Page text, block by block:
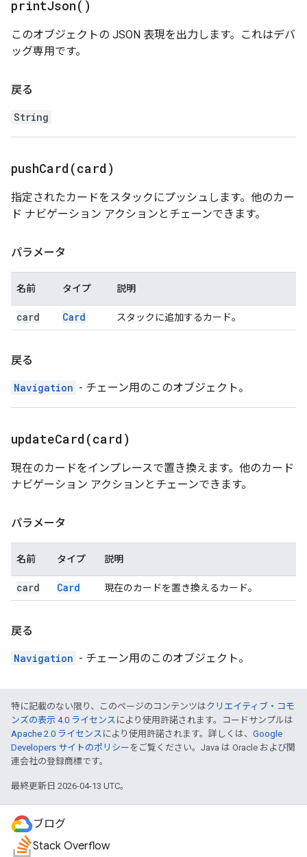
printJson( )
このオブジェクトの JSON 表現を出力します。これはデバ
ッグ専用です。
戻る
String
pushCard(card)
指定されたカードをスタックにプッシュします。他のカー
ド ナビゲーション アクションとチェーンできます。
パラメータ
名前 タイプ 説明
card Card スタックに追加するカード。
戻る
Navigation - チェーン用のこのオブジェクト。
updateCard(card)
現在のカードをインプレースで置き換えます。他のカード
ナビゲーション アクションとチェーンできます。
パラメータ
名前 タイプ 説明
card Card 現在のカードを置き換えるカード。
戻る
Navigation - チェーン用のこのオブジェクト。
特に記載のない限り、このページのコンテンツはクリエイティブ・コモ
ンズの表示 4.0 ライセンス により使用許諾されます。コードサンプルは
Apache 2.0 ライセンス により使用許諾されます。詳しくは、 Google
Developers サイトのポリシー をご覧ください。Java は Oracle および関
連会社の登録商標です。
最終更新日 2026-04-13 UTC。
ブログ
Stack Overflow